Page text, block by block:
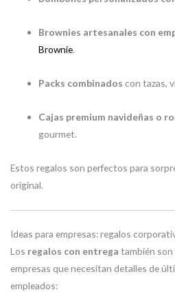
Brownies artesanales con
Brownie.
Packs combinados con tazas,
Cajas premium navideñas o
gourmet.
Estos regalos son perfectos para
original.
Ideas para empresas: regalos
Los regalos con entrega también son
empresas que necesitan detalles de
empleados: